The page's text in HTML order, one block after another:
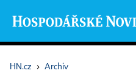
HN.cz › Archiv